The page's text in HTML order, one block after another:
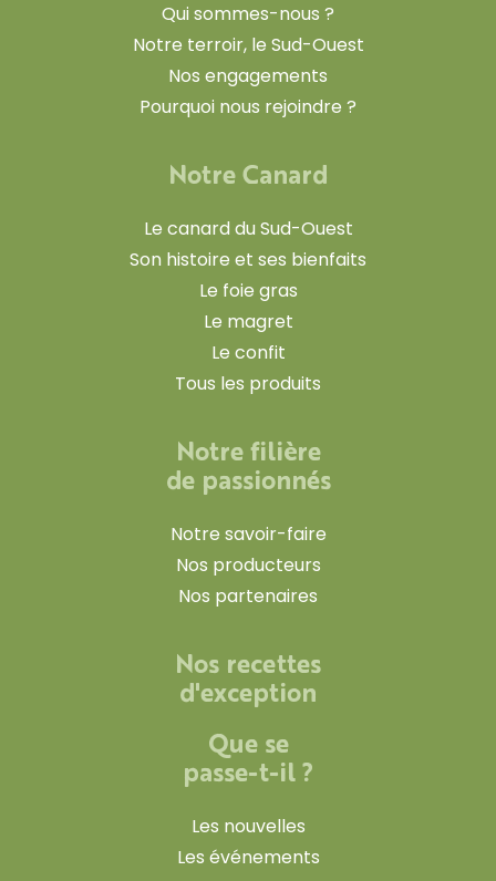
Qui sommes-nous ?
Notre terroir, le Sud-Ouest
Nos engagements
Pourquoi nous rejoindre ?
Notre Canard
Le canard du Sud-Ouest
Son histoire et ses bienfaits
Le foie gras
Le magret
Le confit
Tous les produits
Notre filière
de passionnés
Notre savoir-faire
Nos producteurs
Nos partenaires
Nos recettes
d'exception
Que se
passe-t-il ?
Les nouvelles
Les événements